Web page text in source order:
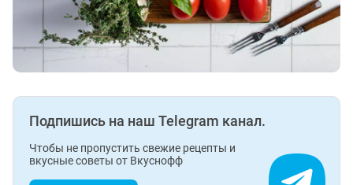
Подпишись на наш Telegram канал.
Чтобы не пропустить свежие рецепты и
вкусные советы от Вкуснофф